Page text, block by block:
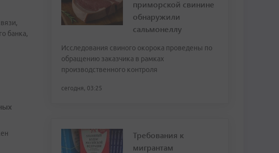
банка,
приморской свинине
обнаружили
сальмонеллу
Исследования свиного окорока проведены по
обращению заказчика в рамках
производственного контроля
сегодня, 03:25
Требования к
мигрантам